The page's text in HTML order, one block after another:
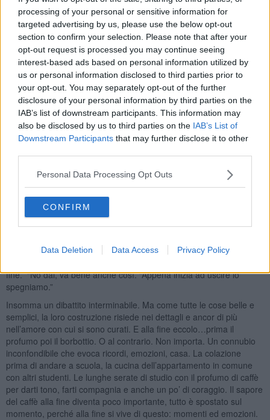
processing of your personal or sensitive information for
targeted advertising by us, please use the below opt-out
section to confirm your selection. Please note that after your
opt-out request is processed you may continue seeing
interest-based ads based on personal information utilized by
us or personal information disclosed to third parties prior to
your opt-out. You may separately opt-out of the further
disclosure of your personal information by third parties on the
IAB’s list of downstream participants. This information may
also be disclosed by us to third parties on the IAB’s List of
Downstream Participants that may further disclose it to other
Personal Data Processing Opt Outs
CONFIRM
Data Deletion Data Access Privacy Policy
Alla luce di queste un po’ “salmoniche1” considerazioni ho, dunque,
rivalutato la moka. Sulla qualità qualità del caffè ovviamente non
discuto, ma ne rivendico il fascino come momento di condivisione.
La magia si crea da sola: sei a casa, in due, e decidi di prendere un
caffè, desiderio legato alla voglia di gustare la bevanda, ma ancor
di più per la scusa di riempire un momento. Di fare qualcosa con
cura. Prepari caldaia (così mi dicono si chiami la parte inferiore)
versando l’acqua e stando ben attento a non andare oltre la
valvola, poi il filtro da riempire con la polvere. Delicatamente,
dosandolo col cucchiaino e inebriandoti del profumo di caffè
riempimento del filtro potrebbe essere annoverato di diritto tra gli
argomenti più dibattuti nelle cucine italiane.
Ognuno ha il suo modo: la cupoletta oppure raso, a cono, a tronco
di piramide…insomma un manuale di geometria dei solidi di
rivoluzione. Per non parlare della giusta pressione da dare alla
polvere: “Pressa di più, così non sa di nulla!”, “Troppo poi non
avanti con un piacevole bisticcio, fatto di complicità e sguardi. “L’hai
fine.” “No dai, va bene anche così. “Appena inizia ad uscire lo
spegniamo.”
Insomma un dibattito interminabile. Ma come tutte le cose belle e
semplici, la loro costruzione risiede nei dettagli e ancor di più
nell’amore con cui si sono curati. E alla fine eccolo…prima il
profumo poi il borbottio. O al contrario. Non importa. Un connubio
inconfondibile che evoca ricordi, emozioni, casa. La colazione
prima di andare a scuola, la cucina dell’appartamento in comune
con altri studenti. Le lunghe serate di studio con il profumo di caffè
per darti tono, farti compagnia e anche un po’ di coraggio. Il sapore
del caffè alla fine diventa poco importante, tutto è spostato sul
momento, perché alla fine si vive di questo: momenti ed emozioni.